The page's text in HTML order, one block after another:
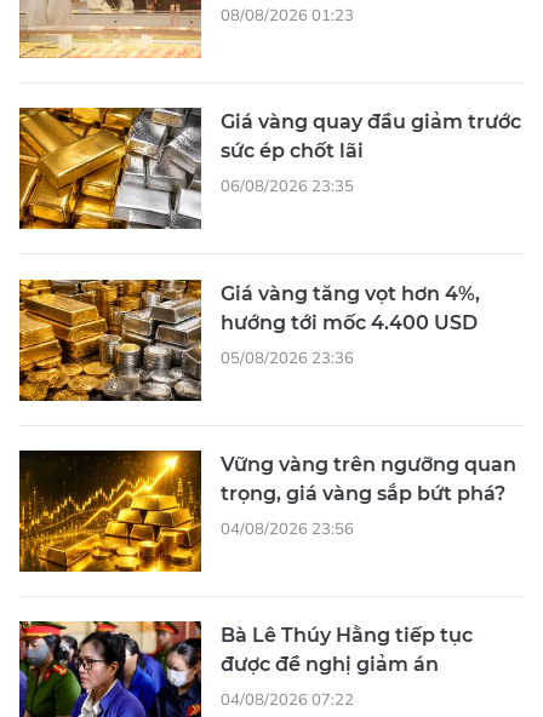
08/08/2026 01:23
Giá vàng quay đầu giảm trước
sức ép chốt lãi
06/08/2026 23:35
Giá vàng tăng vọt hơn 4%,
hướng tới mốc 4.400 USD
05/08/2026 23:36
Vững vàng trên ngưỡng quan
trọng, giá vàng sắp bứt phá?
04/08/2026 23:56
Bà Lê Thúy Hằng tiếp tục
được đề nghị giảm án
04/08/2026 07:22